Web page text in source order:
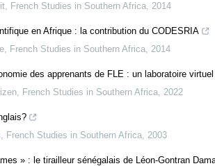
, French Studies in Southern Africa, 2014
en Afrique : la contribution du CODESRIA
, French Studies in Southern Africa, 2014
des apprenants de FLE : un laboratoire
, French Studies in Southern Africa, 2022
, French Studies in Southern Africa, 2003
» : le tirailleur sénégalais de Léon-Gontran